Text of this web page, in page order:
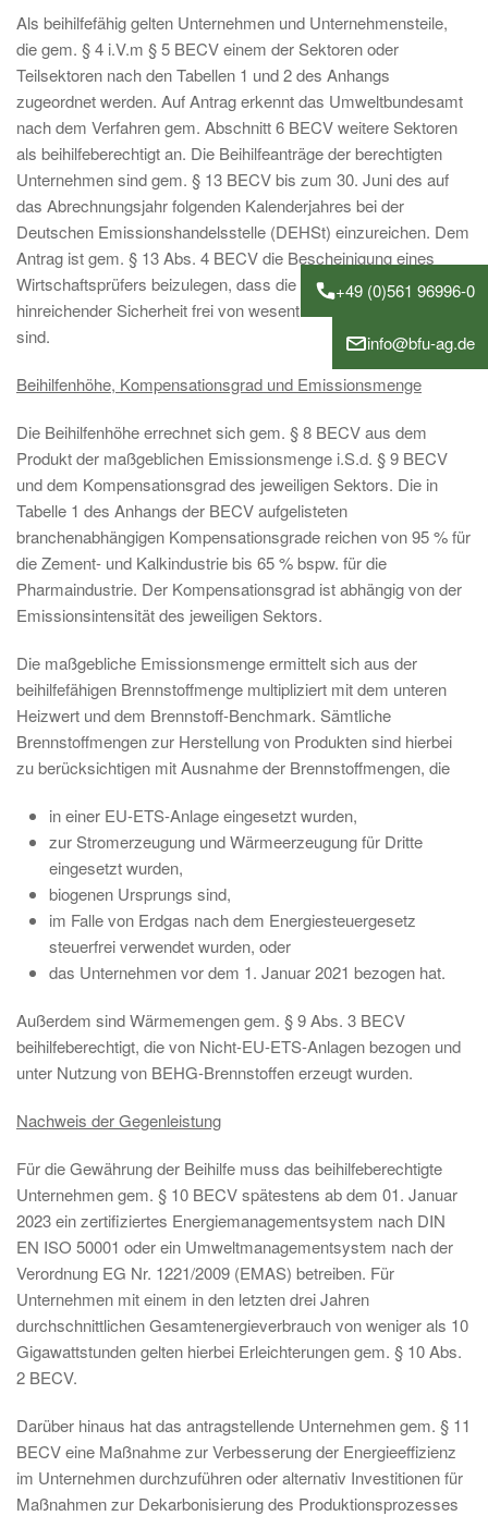
Als beihilfefähig gelten Unternehmen und Unternehmensteile,
die gem. § 4 i.V.m § 5 BECV einem der Sektoren oder
Teilsektoren nach den Tabellen 1 und 2 des Anhangs
zugeordnet werden. Auf Antrag erkennt das Umweltbundesamt
nach dem Verfahren gem. Abschnitt 6 BECV weitere Sektoren
als beihilfeberechtigt an. Die Beihilfeanträge der berechtigten
Unternehmen sind gem. § 13 BECV bis zum 30. Juni des auf
das Abrechnungsjahr folgenden Kalenderjahres bei der
Deutschen Emissionshandelsstelle (DEHSt) einzureichen. Dem
Antrag ist gem. § 13 Abs. 4 BECV die Bescheinigung eines
Wirtschaftsprüfers beizulegen, dass die eingereichten Daten mit
hinreichender Sicherheit frei von wesentlichen Falschangaben
sind.
Beihilfenhöhe, Kompensationsgrad und Emissionsmenge
Die Beihilfenhöhe errechnet sich gem. § 8 BECV aus dem
Produkt der maßgeblichen Emissionsmenge i.S.d. § 9 BECV
und dem Kompensationsgrad des jeweiligen Sektors. Die in
Tabelle 1 des Anhangs der BECV aufgelisteten
branchenabhängigen Kompensationsgrade reichen von 95 % für
die Zement- und Kalkindustrie bis 65 % bspw. für die
Pharmaindustrie. Der Kompensationsgrad ist abhängig von der
Emissionsintensität des jeweiligen Sektors.
Die maßgebliche Emissionsmenge ermittelt sich aus der
beihilfefähigen Brennstoffmenge multipliziert mit dem unteren
Heizwert und dem Brennstoff-Benchmark. Sämtliche
Brennstoffmengen zur Herstellung von Produkten sind hierbei
zu berücksichtigen mit Ausnahme der Brennstoffmengen, die
in einer EU-ETS-Anlage eingesetzt wurden,
zur Stromerzeugung und Wärmeerzeugung für Dritte
eingesetzt wurden,
biogenen Ursprungs sind,
im Falle von Erdgas nach dem Energiesteuergesetz
steuerfrei verwendet wurden, oder
das Unternehmen vor dem 1. Januar 2021 bezogen hat.
Außerdem sind Wärmemengen gem. § 9 Abs. 3 BECV
beihilfeberechtigt, die von Nicht-EU-ETS-Anlagen bezogen und
unter Nutzung von BEHG-Brennstoffen erzeugt wurden.
Nachweis der Gegenleistung
Für die Gewährung der Beihilfe muss das beihilfeberechtigte
Unternehmen gem. § 10 BECV spätestens ab dem 01. Januar
2023 ein zertifiziertes Energiemanagementsystem nach DIN
EN ISO 50001 oder ein Umweltmanagementsystem nach der
Verordnung EG Nr. 1221/2009 (EMAS) betreiben. Für
Unternehmen mit einem in den letzten drei Jahren
durchschnittlichen Gesamtenergieverbrauch von weniger als 10
Gigawattstunden gelten hierbei Erleichterungen gem. § 10 Abs.
2 BECV.
Darüber hinaus hat das antragstellende Unternehmen gem. § 11
BECV eine Maßnahme zur Verbesserung der Energieeffizienz
im Unternehmen durchzuführen oder alternativ Investitionen für
Maßnahmen zur Dekarbonisierung des Produktionsprozesses
+49 (0)561 96996-0
info@bfu-ag.de